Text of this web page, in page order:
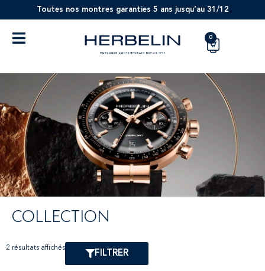
Toutes nos montres garanties 5 ans jusqu’au 31/12
0
COLLECTION
2 résultats affichés
FILTRER